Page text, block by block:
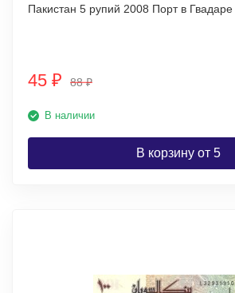
45 ₽ 88₽
В наличии
В корзину от 5